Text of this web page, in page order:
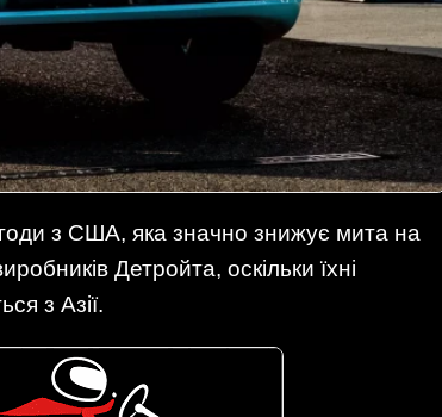
з США, яка значно знижує мита на
Детройта, оскільки їхні
з Азії.